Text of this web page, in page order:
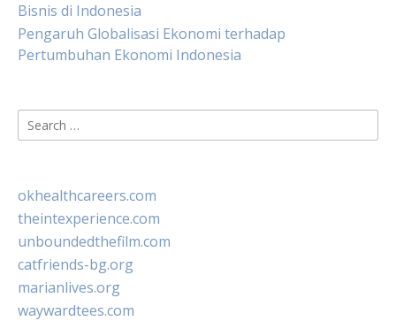
Bisnis di Indonesia
Pengaruh Globalisasi Ekonomi terhadap
Pertumbuhan Ekonomi Indonesia
Search
for:
okhealthcareers.com
theintexperience.com
unboundedthefilm.com
catfriends-bg.org
marianlives.org
waywardtees.com